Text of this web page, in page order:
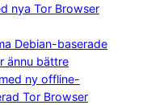
nya Tor Browser
Debian-baserade
ännu bättre
ny offline-
Tor Browser